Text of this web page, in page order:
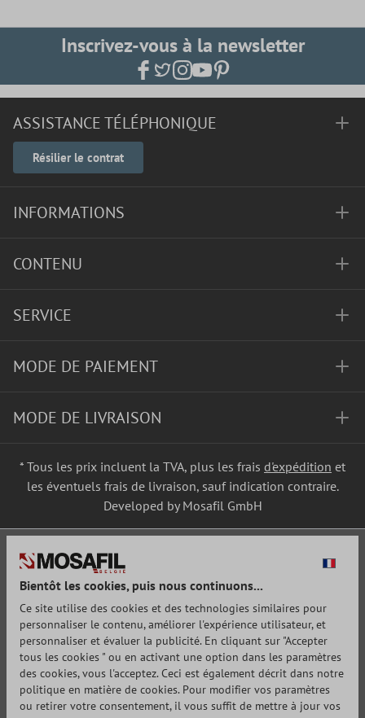
Inscrivez-vous à la newsletter
ASSISTANCE TÉLÉPHONIQUE
Résilier le contrat
INFORMATIONS
CONTENU
SERVICE
MODE DE PAIEMENT
MODE DE LIVRAISON
* Tous les prix incluent la TVA, plus les frais d'expédition et
les éventuels frais de livraison, sauf indication contraire.
Developed by Mosafil GmbH
Bientôt les cookies, puis nous continuons...
Ce site utilise des cookies et des technologies similaires pour
personnaliser le contenu, améliorer l'expérience utilisateur, et
personnaliser et évaluer la publicité. En cliquant sur "Accepter
tous les cookies " ou en activant une option dans les paramètres
des cookies, vous l'acceptez. Ceci est également décrit dans notre
politique en matière de cookies. Pour modifier vos paramètres
ou retirer votre consentement, il vous suffit de mettre à jour vos